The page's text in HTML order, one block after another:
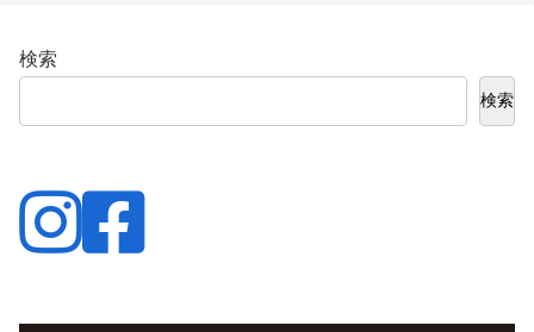
検索
検索